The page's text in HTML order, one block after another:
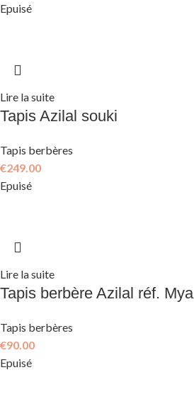
Epuisé
Lire la suite
Tapis Azilal souki
Tapis berbères
€249.00
Epuisé
Lire la suite
Tapis berbère Azilal réf. Mya
Tapis berbères
€90.00
Epuisé